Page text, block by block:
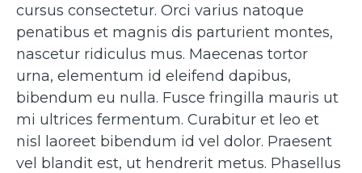
cursus consectetur. Orci varius natoque
penatibus et magnis dis parturient montes,
nascetur ridiculus mus. Maecenas tortor
urna, elementum id eleifend dapibus,
bibendum eu nulla. Fusce fringilla mauris ut
mi ultrices fermentum. Curabitur et leo et
nisl laoreet bibendum id vel dolor. Praesent
vel blandit est, ut hendrerit metus. Phasellus